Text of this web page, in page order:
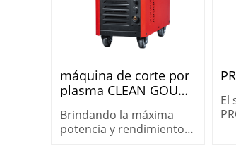
máquina de corte por
plasma CLEAN GOUGE
Brindando la máxima
potencia y rendimiento
El